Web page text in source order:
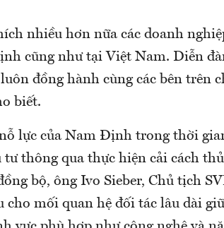
nhiều hơn nữa các doanh
cũng như tại Việt Nam. Diễn
đồng hành cùng các bên trên
biết.
lực của Nam Định trong thời
thông qua thực hiện cải cách
bộ, ông Ivo Sieber, Chủ tịch
cho mối quan hệ đối tác lâu dài